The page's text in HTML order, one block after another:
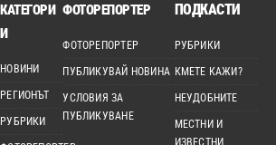
КАТЕГОРИ
И
НОВИНИ
РЕГИОНЪТ
РУБРИКИ
ФОТОРЕПОРТЕР
ФОТОРЕПОРТЕР
ПУБЛИКУВАЙ НОВИНА
УСЛОВИЯ ЗА
ПУБЛИКУВАНЕ
ПОДКАСТИ
РУБРИКИ
КМЕТЕ КАЖИ?
НЕУДОБНИТЕ
МЕСТНИ И